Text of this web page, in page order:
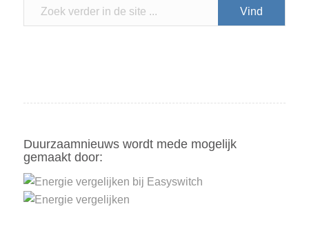
Duurzaamnieuws wordt mede mogelijk
gemaakt door: